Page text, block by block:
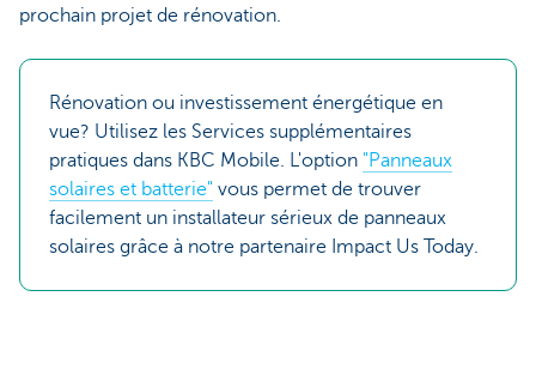
prochain projet de rénovation.
Rénovation ou investissement énergétique en
vue? Utilisez les Services supplémentaires
pratiques dans KBC Mobile. L'option "Panneaux
solaires et batterie" vous permet de trouver
facilement un installateur sérieux de panneaux
solaires grâce à notre partenaire Impact Us Today.